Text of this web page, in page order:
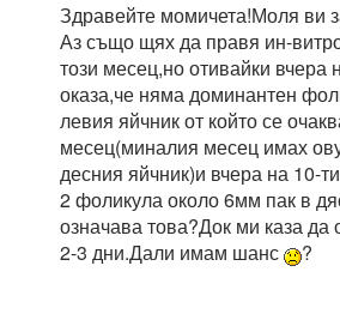
Здравейте момичета!Моля ви
Аз също щях да правя ин-
този месец,но отивайки вчера
оказа,че няма доминантен
левия яйчник от който се
месец(миналия месец имах
десния яйчник)и вчера на 10-
2 фоликула около 6мм пак в
означава това?Док ми каза да
2-3 дни.Дали имам шанс
?